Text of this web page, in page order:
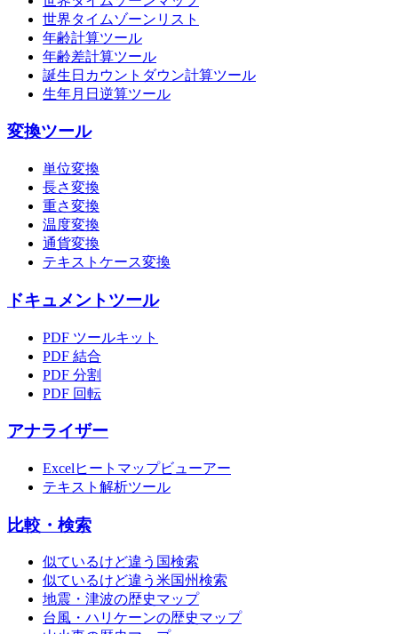
世界タイムゾーンリスト
年齢計算ツール
年齢差計算ツール
誕生日カウントダウン計算ツール
生年月日逆算ツール
変換ツール
単位変換
長さ変換
重さ変換
温度変換
通貨変換
テキストケース変換
ドキュメントツール
PDF ツールキット
PDF 結合
PDF 分割
PDF 回転
アナライザー
Excelヒートマップビューアー
テキスト解析ツール
比較・検索
似ているけど違う国検索
似ているけど違う米国州検索
地震・津波の歴史マップ
台風・ハリケーンの歴史マップ